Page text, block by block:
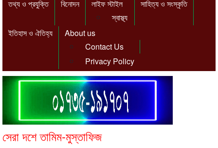
তথ্য ও প্রযুক্তি
বিনোদন
লাইফ স্টাইল
স্বাস্থ্য
সাহিত্য ও সংস্কৃতি
ইতিহাস ও ঐতিহ্য
About us
Contact Us
Privacy Policy
সেরা দশে তামিম-মুস্তাফিজ